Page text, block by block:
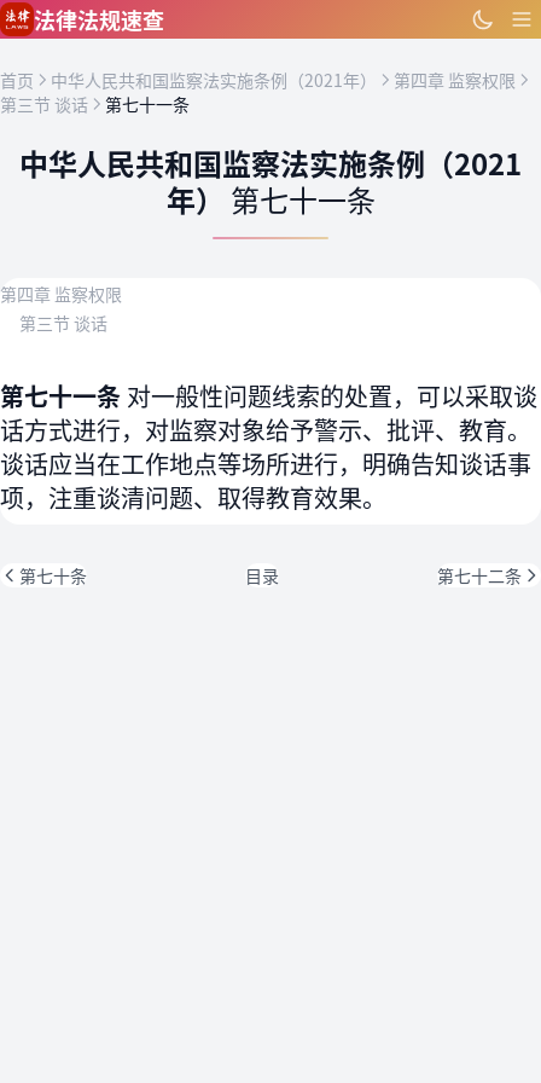
跳到主要内容
法律法规速查
首页 中华人民共和国监察法实施条例（2021年）
第四章 监察权限
第三节 谈话
第七十一条
中华人民共和国监察法实施条例（2021
年） 第七十一条
第四章 监察权限
第三节 谈话
第七十一条 对一般性问题线索的处置，可以采取谈
话方式进行，对监察对象给予警示、批评、教育。
谈话应当在工作地点等场所进行，明确告知谈话事
项，注重谈清问题、取得教育效果。
第七十条 目录 第七十二条